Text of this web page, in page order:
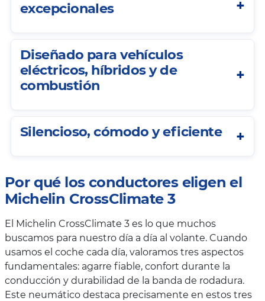
excepcionales
Diseñado para vehículos
eléctricos, híbridos y de
combustión
Silencioso, cómodo y eficiente
Por qué los conductores eligen el
Michelin CrossClimate 3
El Michelin CrossClimate 3 es lo que muchos
buscamos para nuestro día a día al volante. Cuando
usamos el coche cada día, valoramos tres aspectos
fundamentales: agarre fiable, confort durante la
conducción y durabilidad de la banda de rodadura.
Este neumático destaca precisamente en estos tres